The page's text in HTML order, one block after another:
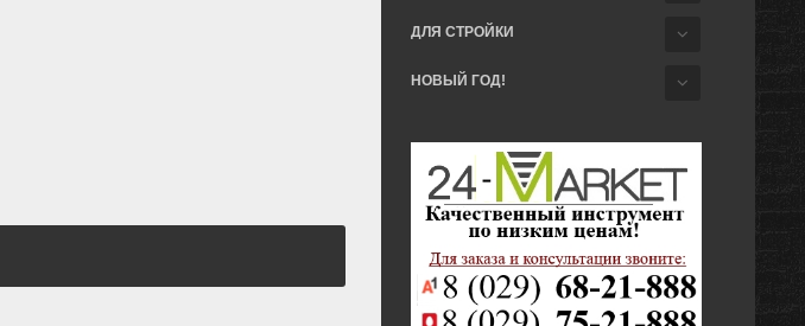
ДЛЯ СТРОЙКИ
НОВЫЙ ГОД!